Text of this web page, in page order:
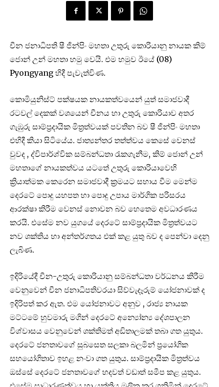
චීන ජනාධිපති ෂී ජින්පිං මහතා උතුරු කොරියානු නායක කිම්
ජොන් උන් මහතා හමු වෙයි. එම හමුව ඊයේ (08)
Pyongyang හිදී පැවැත්විණ.
කොමියුනිස්ට් පක්ෂයක නායකත්වයෙන් යුත් සමාජවාදී
රටවල් දෙකක් වශයෙන් චීනය හා උතුරු කොරියාව අතර
ගැඹුරු සාම්ප්‍රදායික මිත්‍රත්වයක් පවතින බව ෂී ජින්පිං මහතා
එහිදී කියා සිටියේය. ජාත්‍යන්තර තත්ත්වය කෙසේ වෙනස්
වුවද , ද්විපාර්ශ්වික සම්බන්ධතා රැකගැනීම, කිම් ජොන් උන්
මහතාගේ නායකත්වය යටතේ උතුරු කොරියාවෙහි
ක්‍රියාත්මක කෙරෙන සමාජවාදී ක්‍රමයට සහාය වීම මෙන්ම
දෙරටේ පොදු යහපත හා පොදු උපාය මාර්ගික පරිසරය
ආරක්ෂා කිරීම වෙනස් නොවන බව හෙතෙම අවධාරණය
කරයි. එසේම නව යුගයේ දෙරටේ සාම්ප්‍රදායික මිත්‍රත්වයට
නව ශක්තිය හා අන්තර්ගතය එක් කළ යුතු බව ද පෙන්වා දෙනු
ලැබිණ.
ඉදිරි‍යේදී චීන-උතුරු කොරියානු සම්බන්ධතා වර්ධනය කිරීම
වෙනුවෙන් චීන ජනාධිපතිවරයා සිව්වැදෑරුම් යෝජනාවක් ද
ඉදිරිපත් කර ඇත. එම යෝජනාවට අනුව , රාජ්‍ය නායක
මට්ටමේ හුවමාරු මගින් දෙරටේ අන්‍යෝන්‍ය දේශපාලන
විශ්වාසය වෙනුවෙන් ශක්තිමත් අඩිතාලමක් තබා ගත යුතුය.
දෙරටේ ජනතාවගේ සුබසෙත සලකා බලමින් ප්‍රයෝගික
සහයෝගිතාව ඉහළ නංවා‍ ගත යුතුය. සාම්ප්‍රදායික මිත්‍රත්වය
ඔස්සේ දෙරටේ ජනතාවගේ හදවත් වඩාත් සමීප කළ යුතුය.